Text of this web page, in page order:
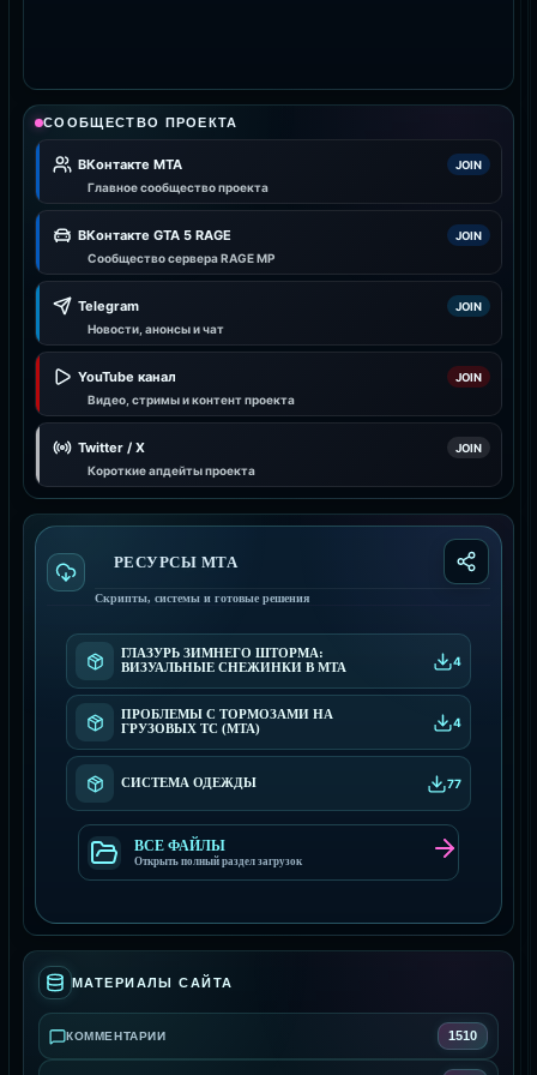
СООБЩЕСТВО ПРОЕКТА
ВКонтакте MTA JOIN
Главное сообщество проекта
ВКонтакте GTA 5 RAGE JOIN
Сообщество сервера RAGE MP
Telegram JOIN
Новости, анонсы и чат
YouTube канал JOIN
Видео, стримы и контент проекта
Twitter / X JOIN
Короткие апдейты проекта
РЕСУРСЫ МТА
Скрипты, системы и готовые решения
ГЛАЗУРЬ ЗИМНЕГО ШТОРМА:
ВИЗУАЛЬНЫЕ СНЕЖИНКИ В MTA
4
ПРОБЛЕМЫ С ТОРМОЗАМИ НА
ГРУЗОВЫХ ТС (MTA)
4
СИСТЕМА ОДЕЖДЫ 77
ВСЕ ФАЙЛЫ
Открыть полный раздел загрузок
МАТЕРИАЛЫ САЙТА
КОММЕНТАРИИ 1510